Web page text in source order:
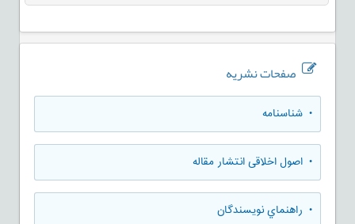
صفحات نشریه
• شناسنامه
• اصول اخلاقی انتشار مقاله
• راهنماي نويسندگان